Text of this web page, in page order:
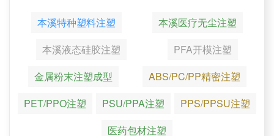
本溪特种塑料注塑
本溪医疗无尘注塑
本溪液态硅胶注塑
PFA开模注塑
金属粉末注塑成型
ABS/PC/PP精密注塑
PET/PPO注塑
PSU/PPA注塑
PPS/PPSU注塑
医药包材注塑